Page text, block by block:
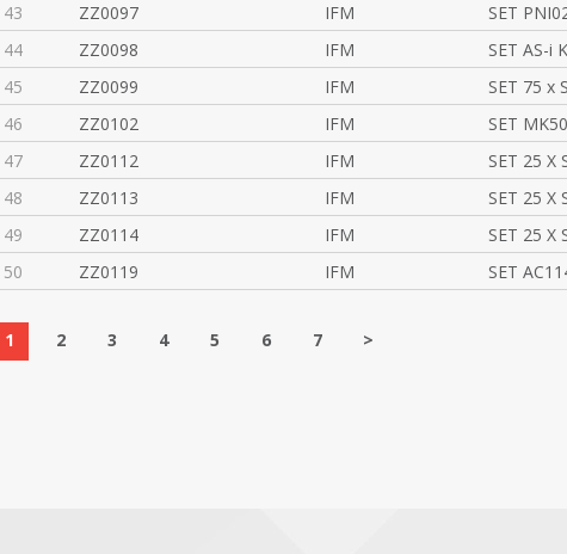
43 ZZ0097 IFM SET
44 ZZ0098 IFM SET AS-i
45 ZZ0099 IFM SET 75 x
46 ZZ0102 IFM SET
47 ZZ0112 IFM SET 25 X
48 ZZ0113 IFM SET 25 X
49 ZZ0114 IFM SET 25 X
50 ZZ0119 IFM SET
1 2 3 4 5 6 7 >